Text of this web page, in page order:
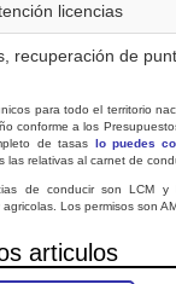
licencias
recuperación de
para todo el territorio
conforme a los
de tasas lo puedes
las relativas al carnet de
de conducir son LCM y
Los permisos son
articulos